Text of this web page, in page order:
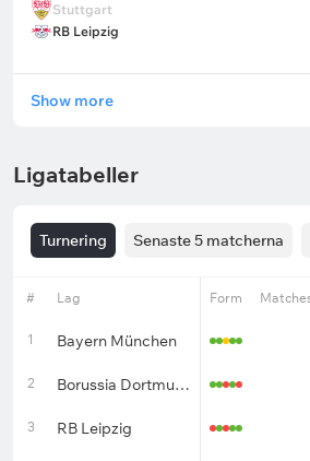
Stuttgart
RB Leipzig
Show more
Ligatabeller
Turnering Senaste 5 matcherna
# Lag Form
1 Bayern München
2 Borussia Dortmund
3 RB Leipzig